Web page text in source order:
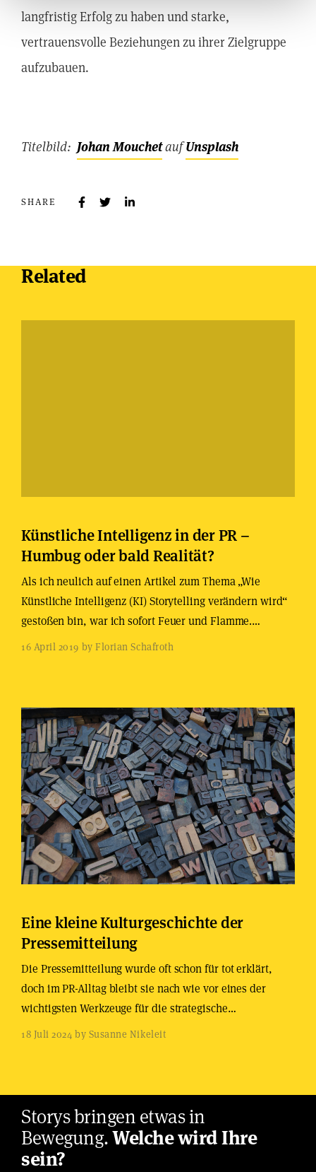
SHARE
langfristig Erfolg zu haben und starke,
vertrauensvolle Beziehungen zu ihrer Zielgruppe
aufzubauen.
Titelbild: Johan MouchetaufUnsplash
Related
Künstliche Intelligenz in der PR –
Humbug oder bald Realität?
Als ich neulich auf einen Artikel zum Thema „Wie
Künstliche Intelligenz (KI) Storytelling verändern wird“
gestoßen bin, war ich sofort Feuer und Flamme.…
16 April 2019 by Florian Schafroth
Eine kleine Kulturgeschichte der
Pressemitteilung
Die Pressemitteilung wurde oft schon für tot erklärt,
doch im PR-Alltag bleibt sie nach wie vor eines der
wichtigsten Werkzeuge für die strategische…
18 Juli 2024 by Susanne Nikeleit
Storys bringen etwas in
Bewegung.Welche wird Ihre
sein?